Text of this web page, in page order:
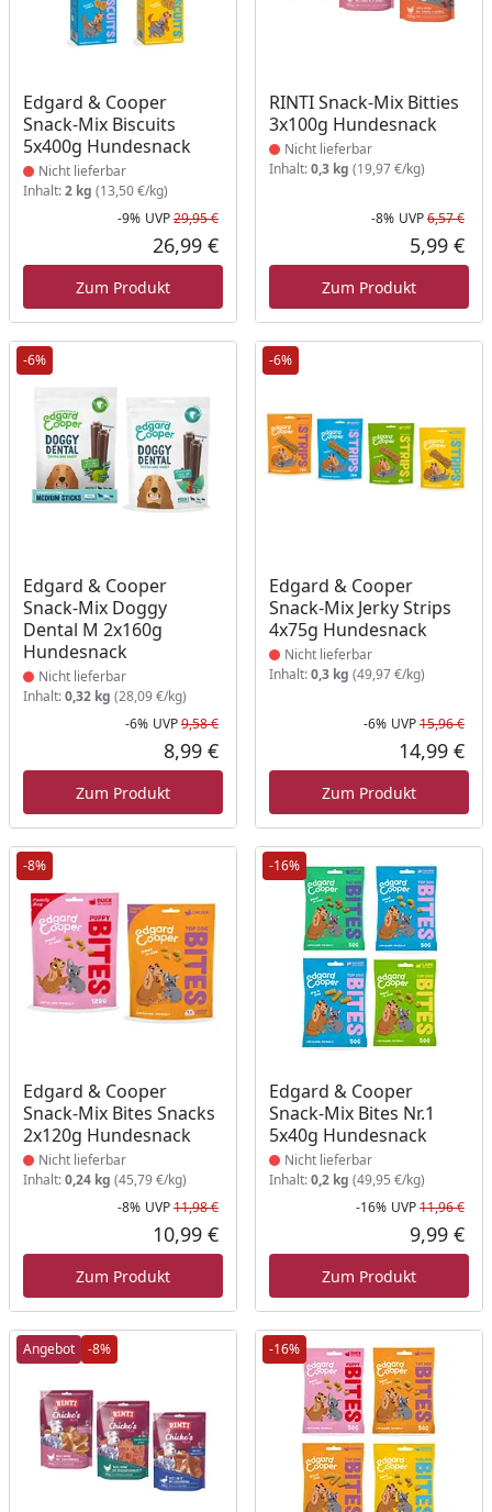
Edgard & Cooper
Snack-Mix Biscuits
5x400g Hundesnack
Produkt nicht lieferbar
Nicht lieferbar
Inhalt:2 kg (13,50 €/kg)
Rabatt in Prozent
-9%
Ursprünglicher Preis
UVP29,95 €
Aktueller Preis
26,99 €
Zum Produkt
RINTI Snack-Mix Bitties
3x100g Hundesnack
Produkt nicht lieferbar
Nicht lieferbar
Inhalt:0,3 kg (19,97 €/kg)
-8% UVP6,57 €
5,99 €
Zum Produkt
-6%
Edgard & Cooper
Snack-Mix Doggy
Dental M 2x160g
Hundesnack
Produkt nicht lieferbar
Nicht lieferbar
Inhalt:0,32 kg (28,09 €/kg)
Rabatt in Prozent
-6%
Ursprünglicher Preis
UVP9,58 €
Aktueller Preis
8,99 €
Zum Produkt
-6%
Edgard & Cooper
Snack-Mix Jerky Strips
4x75g Hundesnack
Produkt nicht lieferbar
Nicht lieferbar
Inhalt:0,3 kg (49,97 €/kg)
-6% UVP15,96 €
14,99 €
Zum Produkt
-8%
Edgard & Cooper
Snack-Mix Bites Snacks
2x120g Hundesnack
Produkt nicht lieferbar
Nicht lieferbar
Inhalt:0,24 kg (45,79 €/kg)
Rabatt in Prozent
-8%
Ursprünglicher Preis
UVP11,98 €
Aktueller Preis
10,99 €
Zum Produkt
-16%
Edgard & Cooper
Snack-Mix Bites Nr.1
5x40g Hundesnack
Produkt nicht lieferbar
Nicht lieferbar
Inhalt:0,2 kg (49,95 €/kg)
-16% UVP11,96 €
9,99 €
Zum Produkt
Angebot -8% -16%